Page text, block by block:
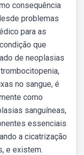
consequência
problemas
para as
que
de neoplasias
no sangue, é
como
sanguíneas,
essenciais
a cicatrização
e existem.